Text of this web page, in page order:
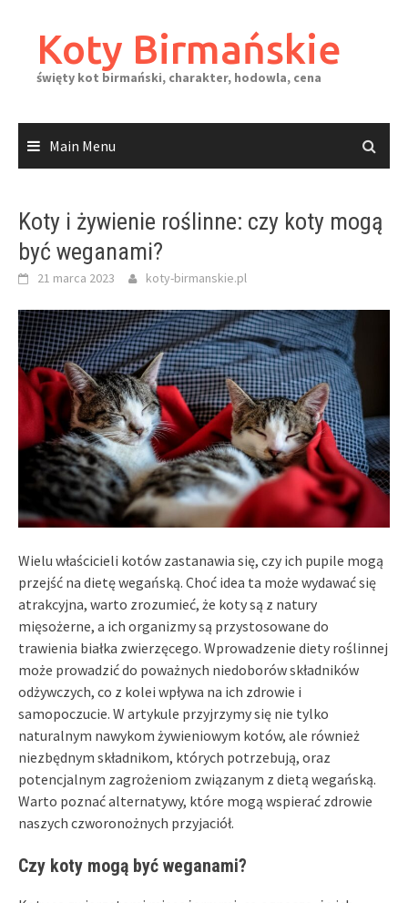
contentKoty Birmańskie
święty kot birmański, charakter, hodowla, cena
Main Menu
Koty i żywienie roślinne: czy koty mogą
być weganami?
21 marca 2023 koty-birmanskie.pl
Wielu właścicieli kotów zastanawia się, czy ich pupile mogą
przejść na dietę wegańską. Choć idea ta może wydawać się
atrakcyjna, warto zrozumieć, że koty są z natury
mięsożerne, a ich organizmy są przystosowane do
trawienia białka zwierzęcego. Wprowadzenie diety roślinnej
może prowadzić do poważnych niedoborów składników
odżywczych, co z kolei wpływa na ich zdrowie i
samopoczucie. W artykule przyjrzymy się nie tylko
naturalnym nawykom żywieniowym kotów, ale również
niezbędnym składnikom, których potrzebują, oraz
potencjalnym zagrożeniom związanym z dietą wegańską.
Warto poznać alternatywy, które mogą wspierać zdrowie
naszych czworonożnych przyjaciół.
Czy koty mogą być weganami?